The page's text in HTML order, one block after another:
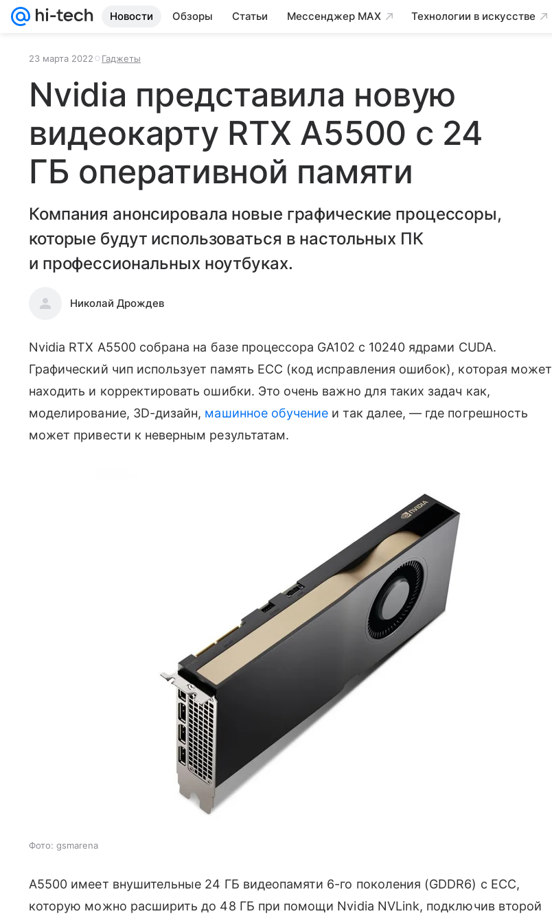
Новости Обзоры Статьи Мессенджер MAX Технологии в искусстве
23 марта 2022 Гаджеты
Nvidia представила новую
видеокарту RTX A5500 с 24
ГБ оперативной памяти
Компания анонсировала новые графические процессоры,
которые будут использоваться в настольных ПК
и профессиональных ноутбуках.
Николай Дрождев
Nvidia RTX A5500 собрана на базе процессора GA102 с 10240 ядрами CUDA.
Графический чип использует память ECC (код исправления ошибок), которая может
находить и корректировать ошибки. Это очень важно для таких задач как,
моделирование, 3D-дизайн, машинное обучение и так далее, — где погрешность
может привести к неверным результатам.
Фото: gsmarena
A5500 имеет внушительные 24 ГБ видеопамяти 6-го поколения (GDDR6) с ECC,
которую можно расширить до 48 ГБ при помощи Nvidia NVLink, подключив второй